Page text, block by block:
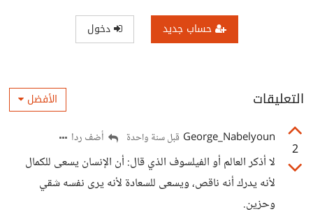
حساب جديد دخول
التعليقات الأفضل
2
George_Nabelyoun قبل سنة واحدة أضف ردا
لا أذكر العالم أو الفيلسوف الذي قال: أن الإنسان يسعى للكمال
لأنه يدرك أنه ناقص، ويسعى للسعادة لأنه يرى نفسه شقي
وحزين.